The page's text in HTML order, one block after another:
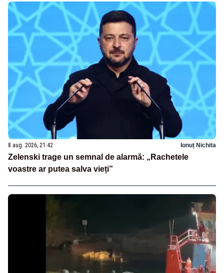
8 aug. 2026, 21:42 Ionuț Nichita
Zelenski trage un semnal de alarmă: „Rachetele
voastre ar putea salva vieți”